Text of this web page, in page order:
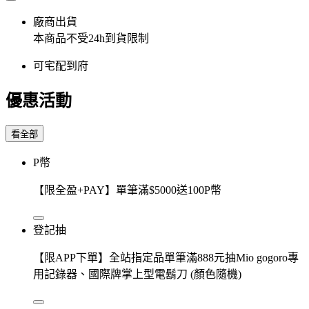
廠商出貨
本商品不受24h到貨限制
可宅配到府
優惠活動
看全部
P幣
【限全盈+PAY】單筆滿$5000送100P幣
登記抽
【限APP下單】全站指定品單筆滿888元抽Mio gogoro專
用記錄器、國際牌掌上型電鬍刀 (顏色隨機)